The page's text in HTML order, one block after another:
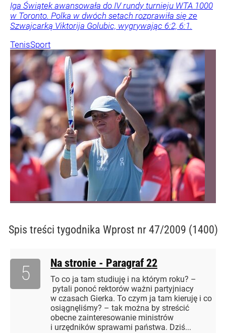
Iga Świątek awansowała do IV rundy turnieju WTA 1000
w Toronto. Polka w dwóch setach rozprawiła się ze
Szwajcarką Viktorija Golubic, wygrywając 6:2, 6:1.
TenisSport
Spis treści tygodnika Wprost nr 47/2009 (1400)
Na stronie - Paragraf 22
To co ja tam studiuję i na którym roku? –
pytali ponoć rektorów ważni partyjniacy
w czasach Gierka. To czym ja tam kieruję i co
osiągnęliśmy? – tak można by streścić
obecne zainteresowanie ministrów
i urzędników sprawami państwa. Dziś...
5